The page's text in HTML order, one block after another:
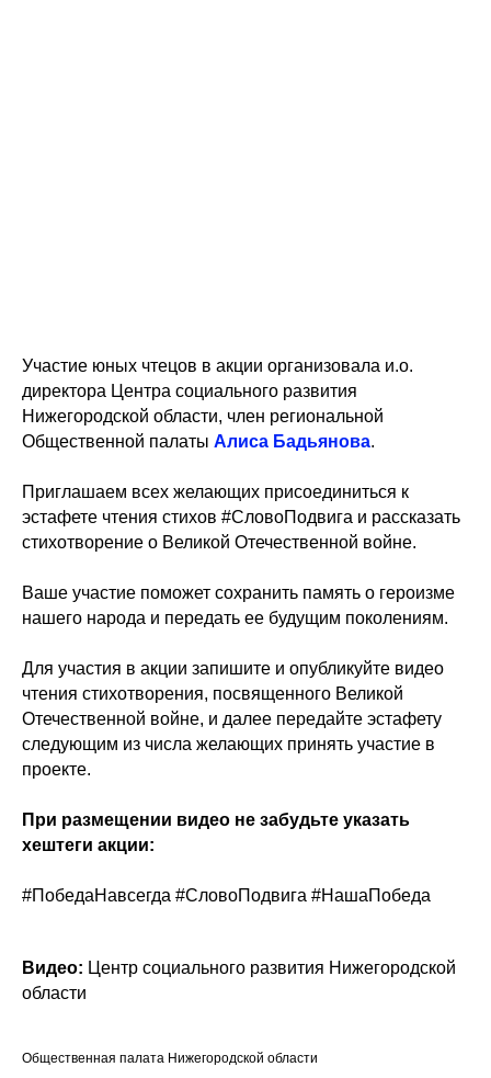
Участие юных чтецов в акции организовала и.о.
директора Центра социального развития
Нижегородской области, член региональной
Общественной палаты Алиса Бадьянова.
Приглашаем всех желающих присоединиться к
эстафете чтения стихов #СловоПодвига и рассказать
стихотворение о Великой Отечественной войне.
Ваше участие поможет сохранить память о героизме
нашего народа и передать ее будущим поколениям.
Для участия в акции запишите и опубликуйте видео
чтения стихотворения, посвященного Великой
Отечественной войне, и далее передайте эстафету
следующим из числа желающих принять участие в
проекте.
При размещении видео не забудьте указать
хештеги акции:
#ПобедаНавсегда #СловоПодвига #НашаПобеда
Видео: Центр социального развития Нижегородской
области
Общественная палата Нижегородской области